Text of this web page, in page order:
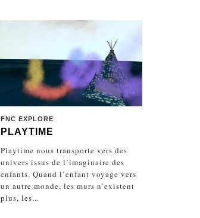
FNC EXPLORE
PLAYTIME
Playtime nous transporte vers des
univers issus de l’imaginaire des
enfants. Quand l’enfant voyage vers
un autre monde, les murs n’existent
plus, les...